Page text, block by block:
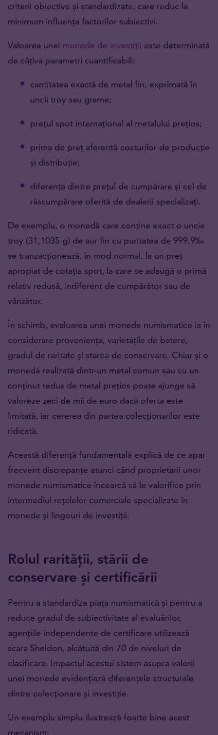
criterii obiective și standardizate, care reduc la
minimum influența factorilor subiectivi.
Valoarea unei monede de investiții este determinată
de câțiva parametri cuantificabili:
cantitatea exactă de metal fin, exprimată în
uncii troy sau grame;
prețul spot internațional al metalului prețios;
prima de preț aferentă costurilor de producție
și distribuție;
diferența dintre prețul de cumpărare și cel de
răscumpărare oferită de dealerii specializați.
De exemplu, o monedă care conține exact o uncie
troy (31,1035 g) de aur fin cu puritatea de 999,9‰
se tranzacționează, în mod normal, la un preț
apropiat de cotația spot, la care se adaugă o primă
relativ redusă, indiferent de cumpărător sau de
vânzător.
În schimb, evaluarea unei monede numismatice ia în
considerare proveniența, varietățile de batere,
gradul de raritate și starea de conservare. Chiar și o
monedă realizată dintr-un metal comun sau cu un
conținut redus de metal prețios poate ajunge să
valoreze zeci de mii de euro dacă oferta este
limitată, iar cererea din partea colecționarilor este
ridicată.
Această diferență fundamentală explică de ce apar
frecvent discrepanțe atunci când proprietarii unor
monede numismatice încearcă să le valorifice prin
intermediul rețelelor comerciale specializate în
monede și lingouri de investiții.
Rolul rarității, stării de
conservare și certificării
Pentru a standardiza piața numismatică și pentru a
reduce gradul de subiectivitate al evaluărilor,
agențiile independente de certificare utilizează
scara Sheldon, alcătuită din 70 de niveluri de
clasificare. Impactul acestui sistem asupra valorii
unei monede evidențiază diferențele structurale
dintre colecționare și investiție.
Un exemplu simplu ilustrează foarte bine acest
mecanism: